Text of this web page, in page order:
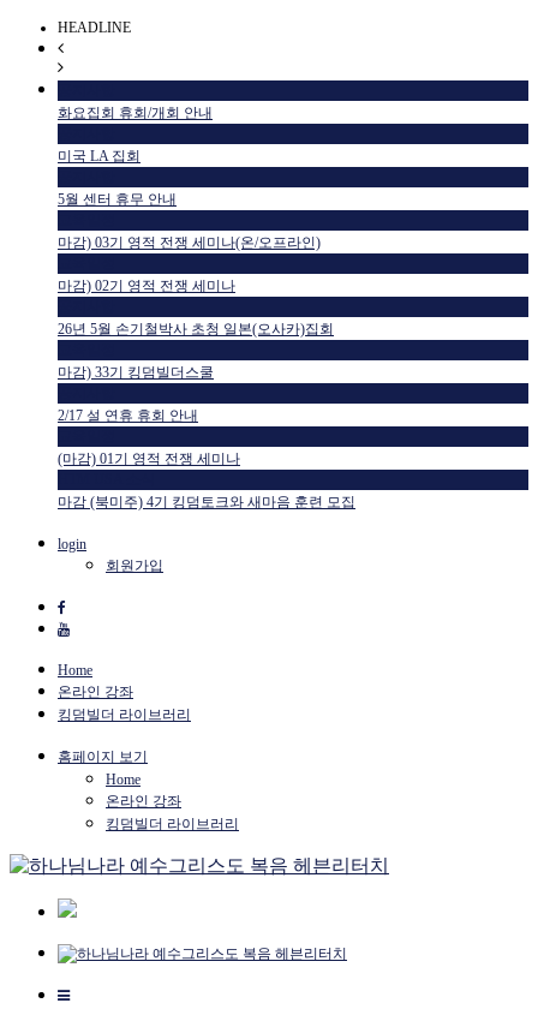
HEADLINE
화요집회 휴회/개회 안내
미국 LA 집회
5월 센터 휴무 안내
마감) 03기 영적 전쟁 세미나(온/오프라인)
마감) 02기 영적 전쟁 세미나
26년 5월 손기철박사 초청 일본(오사카)집회
마감) 33기 킹덤빌더스쿨
2/17 설 연휴 휴회 안내
(마감) 01기 영적 전쟁 세미나
마감 (북미주) 4기 킹덤토크와 새마음 훈련 모집
login
회원가입
Home
온라인 강좌
킹덤빌더 라이브러리
홈페이지 보기
Home
온라인 강좌
킹덤빌더 라이브러리